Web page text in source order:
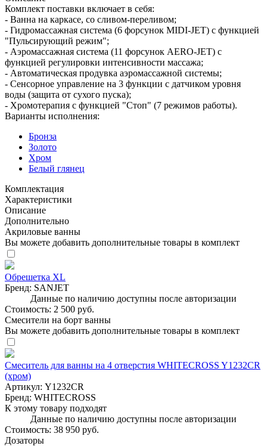
Комплект поставки включает в себя:
- Ванна на каркасе, со сливом-переливом;
- Гидромассажная система (6 форсунок MIDI-JET) с функцией
"Пульсирующий режим";
- Аэромассажная система (11 форсунок AERO-JET) с
функцией регулировки интенсивности массажа;
- Автоматическая продувка аэромассажной системы;
- Сенсорное управление на 3 функции с датчиком уровня
воды (защита от сухого пуска);
- Хромотерапия с функцией "Стоп" (7 режимов работы).
Варианты исполнения:
Бронза
Золото
Хром
Белый глянец
Комплектация
Характеристики
Описание
Дополнительно
Акриловые ванны
Вы можете добавить дополнительные товары в комплект
Обрешетка XL
Бренд: SANJET
Данные по наличию доступны после авторизации
Стоимость: 2 500 руб.
Смесители на борт ванны
Вы можете добавить дополнительные товары в комплект
Смеситель для ванны на 4 отверстия WHITECROSS Y1232CR
(хром)
Артикул: Y1232CR
Бренд: WHITECROSS
К этому товару подходят
Данные по наличию доступны после авторизации
Стоимость: 38 950 руб.
Дозаторы